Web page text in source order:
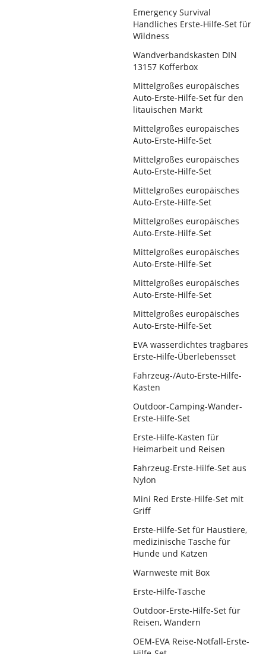
Emergency Survival
Handliches Erste-Hilfe-Set für
Wildness
Wandverbandskasten DIN
13157 Kofferbox
Mittelgroßes europäisches
Auto-Erste-Hilfe-Set für den
litauischen Markt
Mittelgroßes europäisches
Auto-Erste-Hilfe-Set
Mittelgroßes europäisches
Auto-Erste-Hilfe-Set
Mittelgroßes europäisches
Auto-Erste-Hilfe-Set
Mittelgroßes europäisches
Auto-Erste-Hilfe-Set
Mittelgroßes europäisches
Auto-Erste-Hilfe-Set
Mittelgroßes europäisches
Auto-Erste-Hilfe-Set
Mittelgroßes europäisches
Auto-Erste-Hilfe-Set
EVA wasserdichtes tragbares
Erste-Hilfe-Überlebensset
Fahrzeug-/Auto-Erste-Hilfe-
Kasten
Outdoor-Camping-Wander-
Erste-Hilfe-Set
Erste-Hilfe-Kasten für
Heimarbeit und Reisen
Fahrzeug-Erste-Hilfe-Set aus
Nylon
Mini Red Erste-Hilfe-Set mit
Griff
Erste-Hilfe-Set für Haustiere,
medizinische Tasche für
Hunde und Katzen
Warnweste mit Box
Erste-Hilfe-Tasche
Outdoor-Erste-Hilfe-Set für
Reisen, Wandern
OEM-EVA Reise-Notfall-Erste-